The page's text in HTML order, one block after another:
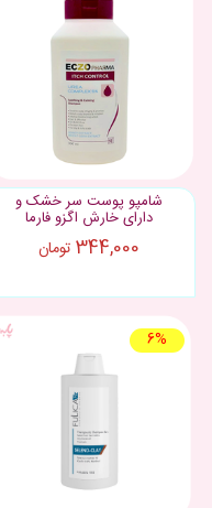
شامپو پوست سر خشک و
دارای خارش اگزو فارما
344,000 تومان
6%